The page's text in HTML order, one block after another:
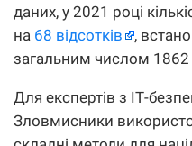
даних, у 2021 році
на 68 відсотків
,
загальним числом 1862
Для експертів з ІТ-
Зловмисники